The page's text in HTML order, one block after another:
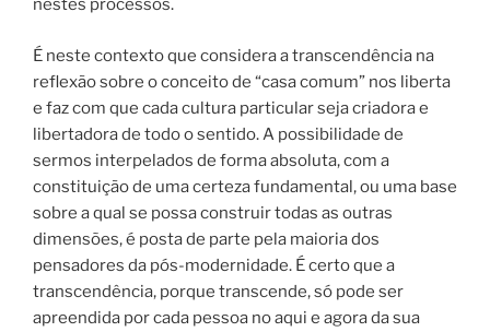
nestes processos.
É neste contexto que considera a transcendência na
reflexão sobre o conceito de “casa comum” nos liberta
e faz com que cada cultura particular seja criadora e
libertadora de todo o sentido. A possibilidade de
sermos interpelados de forma absoluta, com a
constituição de uma certeza fundamental, ou uma base
sobre a qual se possa construir todas as outras
dimensões, é posta de parte pela maioria dos
pensadores da pós-modernidade. É certo que a
transcendência, porque transcende, só pode ser
apreendida por cada pessoa no aqui e agora da sua